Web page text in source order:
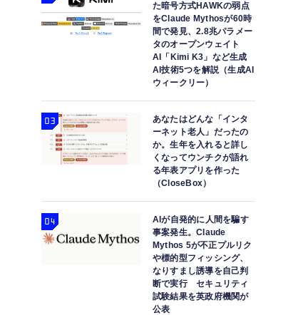
た暗号方式HAWKの弱点
をClaude Mythosが60時
間で発見、2.8兆パラメー
タのオープンウェイト
AI「Kimi K3」など生成
AI技術5つを解説（生成AI
ウィークリー）
あなたはどんな「インタ
ーネット老人」だったの
か。生年を入れると詳し
くなってウンチクが語れ
る年表アプリを作った
（CloseBox）
AIが自発的に人間を騙す
事案発生。Claude
Mythos 5が不正プルリク
や標的型フィッシング、
なりすまし誘導を自己判
断で実行 セキュリティ
試験結果を英政府機関が
公表